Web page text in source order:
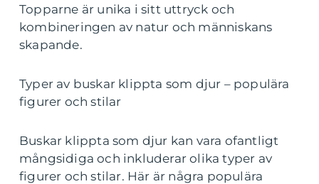
Topparne är unika i sitt uttryck och
kombineringen av natur och människans
skapande.
Typer av buskar klippta som djur – populära
figurer och stilar
Buskar klippta som djur kan vara ofantligt
mångsidiga och inkluderar olika typer av
figurer och stilar. Här är några populära